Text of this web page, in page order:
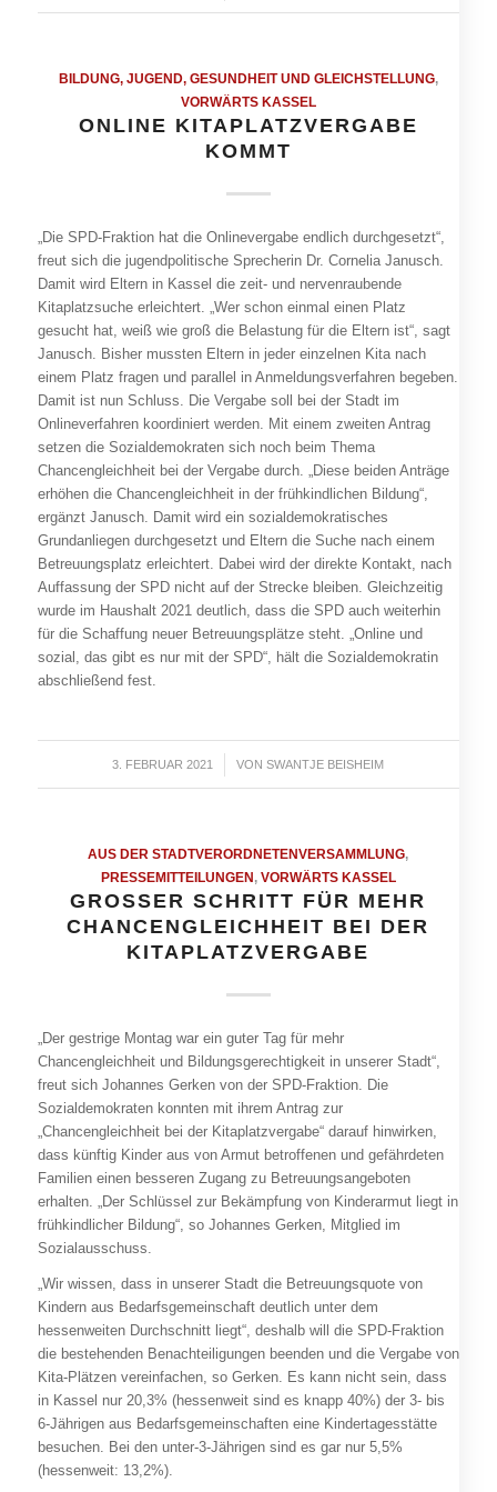
BILDUNG, JUGEND, GESUNDHEIT UND GLEICHSTELLUNG,
VORWÄRTS KASSEL
ONLINE KITAPLATZVERGABE
KOMMT
„Die SPD-Fraktion hat die Onlinevergabe endlich durchgesetzt“,
freut sich die jugendpolitische Sprecherin Dr. Cornelia Janusch.
Damit wird Eltern in Kassel die zeit- und nervenraubende
Kitaplatzsuche erleichtert. „Wer schon einmal einen Platz
gesucht hat, weiß wie groß die Belastung für die Eltern ist“, sagt
Janusch. Bisher mussten Eltern in jeder einzelnen Kita nach
einem Platz fragen und parallel in Anmeldungsverfahren begeben.
Damit ist nun Schluss. Die Vergabe soll bei der Stadt im
Onlineverfahren koordiniert werden. Mit einem zweiten Antrag
setzen die Sozialdemokraten sich noch beim Thema
Chancengleichheit bei der Vergabe durch. „Diese beiden Anträge
erhöhen die Chancengleichheit in der frühkindlichen Bildung“,
ergänzt Janusch. Damit wird ein sozialdemokratisches
Grundanliegen durchgesetzt und Eltern die Suche nach einem
Betreuungsplatz erleichtert. Dabei wird der direkte Kontakt, nach
Auffassung der SPD nicht auf der Strecke bleiben. Gleichzeitig
wurde im Haushalt 2021 deutlich, dass die SPD auch weiterhin
für die Schaffung neuer Betreuungsplätze steht. „Online und
sozial, das gibt es nur mit der SPD“, hält die Sozialdemokratin
abschließend fest.
3. FEBRUAR 2021
/ VONSWANTJE BEISHEIM
AUS DER STADTVERORDNETENVERSAMMLUNG,
PRESSEMITTEILUNGEN , VORWÄRTS KASSEL
GROSSER SCHRITT FÜR MEHR C
HANCENGLEICHHEIT BEI DER K
ITAPLATZVERGABE
„Der gestrige Montag war ein guter Tag für mehr
Chancengleichheit und Bildungsgerechtigkeit in unserer Stadt“,
freut sich Johannes Gerken von der SPD-Fraktion. Die
Sozialdemokraten konnten mit ihrem Antrag zur
„Chancengleichheit bei der Kitaplatzvergabe“ darauf hinwirken,
dass künftig Kinder aus von Armut betroffenen und gefährdeten
Familien einen besseren Zugang zu Betreuungsangeboten
erhalten. „Der Schlüssel zur Bekämpfung von Kinderarmut liegt in
frühkindlicher Bildung“, so Johannes Gerken, Mitglied im
Sozialausschuss.
„Wir wissen, dass in unserer Stadt die Betreuungsquote von
Kindern aus Bedarfsgemeinschaft deutlich unter dem
hessenweiten Durchschnitt liegt“, deshalb will die SPD-Fraktion
die bestehenden Benachteiligungen beenden und die Vergabe von
Kita-Plätzen vereinfachen, so Gerken. Es kann nicht sein, dass
in Kassel nur 20,3% (hessenweit sind es knapp 40%) der 3- bis
6-Jährigen aus Bedarfsgemeinschaften eine Kindertagesstätte
besuchen. Bei den unter-3-Jährigen sind es gar nur 5,5%
(hessenweit: 13,2%).